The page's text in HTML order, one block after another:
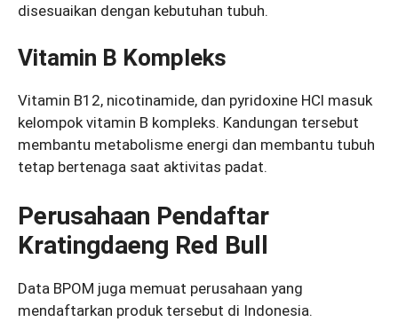
disesuaikan dengan kebutuhan tubuh.
Vitamin B Kompleks
Vitamin B12, nicotinamide, dan pyridoxine HCl masuk
kelompok vitamin B kompleks. Kandungan tersebut
membantu metabolisme energi dan membantu tubuh
tetap bertenaga saat aktivitas padat.
Perusahaan Pendaftar
Kratingdaeng Red Bull
Data BPOM juga memuat perusahaan yang
mendaftarkan produk tersebut di Indonesia.